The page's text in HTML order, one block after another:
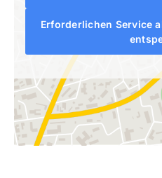
Erforderlichen Service